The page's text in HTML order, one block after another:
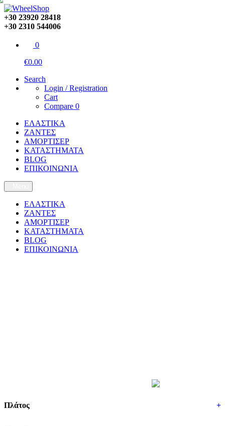
+30 23920 28418
+30 2310 544006
0
€0.00
Search
Login / Registration
Cart
Compare 0
ΕΛΑΣΤΙΚΑ
ΖΑΝΤΕΣ
ΑΜΟΡΤΙΣΕΡ
ΚΑΤΑΣΤΗΜΑΤΑ
BLOG
ΕΠΙΚΟΙΝΩΝΙΑ
ΕΛΑΣΤΙΚΑ
ΖΑΝΤΕΣ
ΑΜΟΡΤΙΣΕΡ
ΚΑΤΑΣΤΗΜΑΤΑ
BLOG
ΕΠΙΚΟΙΝΩΝΙΑ
Πλάτος +